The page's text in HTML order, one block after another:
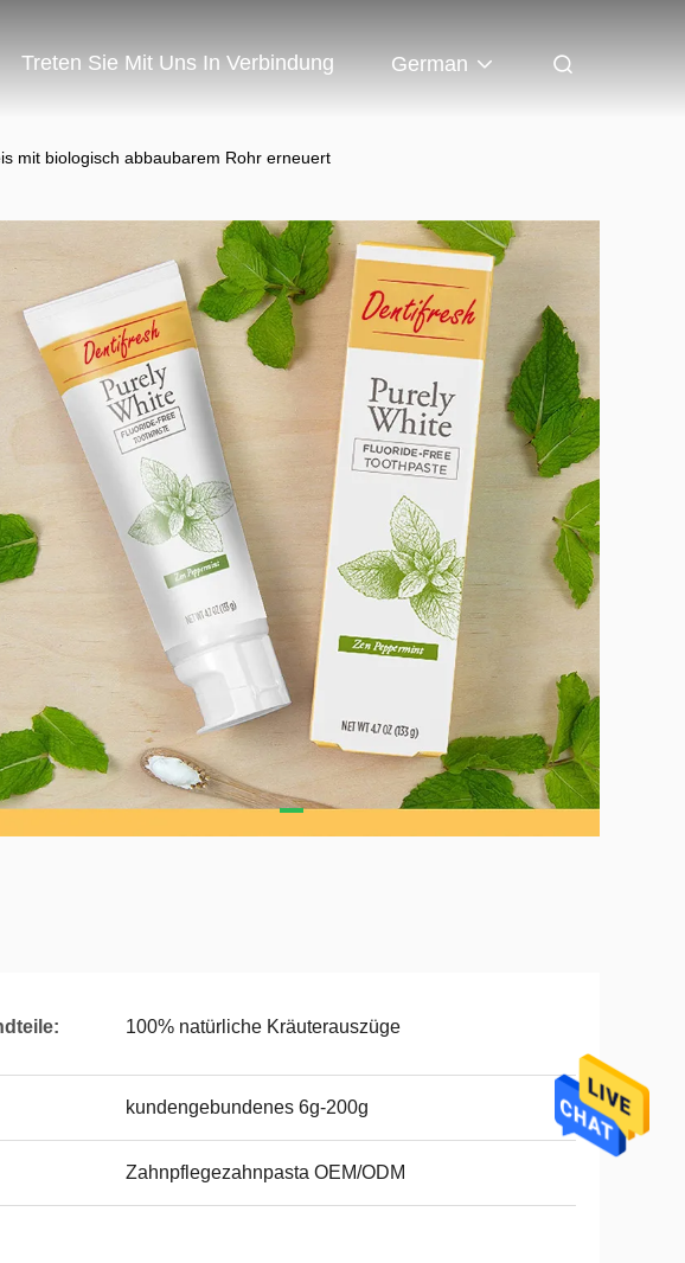
Treten Sie Mit Uns In Verbindung German
mit biologisch abbaubarem Rohr erneuert
100% natürliche Kräuterauszüge
kundengebundenes 6g-200g
Zahnpflegezahnpasta OEM/ODM